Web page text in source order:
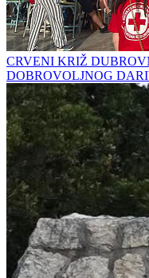
CRVENI KRIŽ
DOBROVOLJNOG